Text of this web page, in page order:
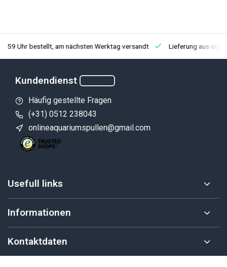
Uhr bestellt, am nächsten Werktag versandt Lieferung aus
Kundendienst
Häufig gestellte Fragen
(+31) 0512 238043
onlineaquariumspullen@gmail.com
Usefull links
Informationen
Kontaktdaten